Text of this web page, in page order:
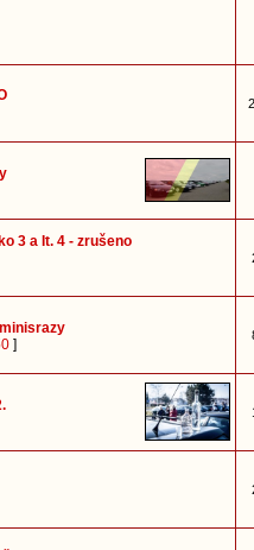
3 a It. 4 - zrušeno
]